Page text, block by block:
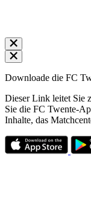
Downloade die FC
Dieser Link leitet Sie
Sie die FC Twente-
Inhalte, das